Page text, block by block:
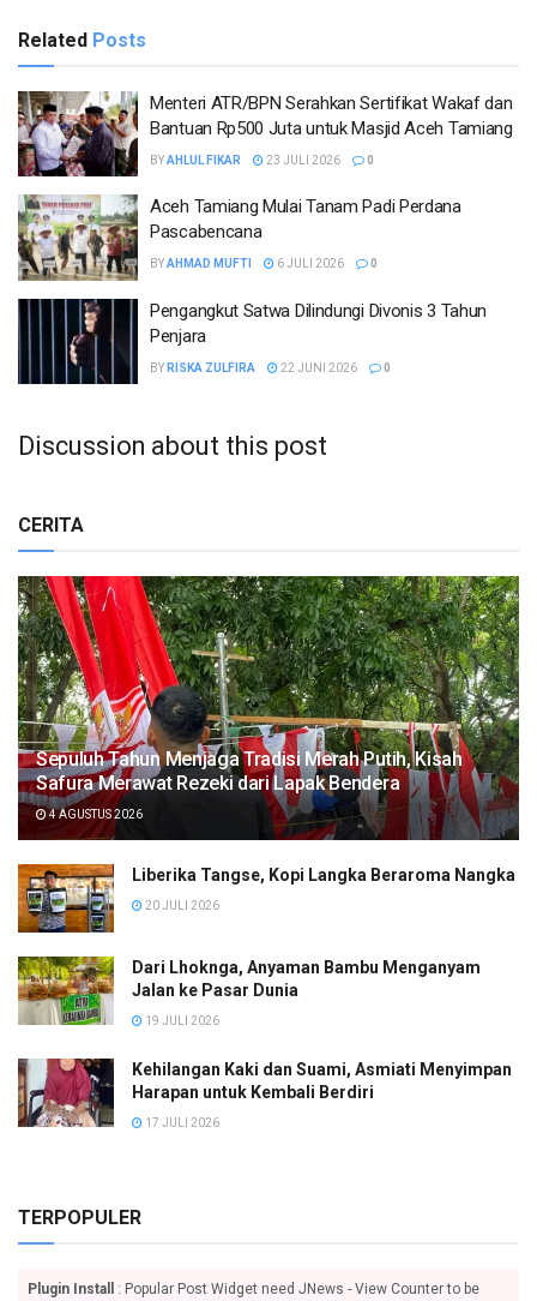
Related Posts
Menteri ATR/BPN Serahkan Sertifikat Wakaf dan
Bantuan Rp500 Juta untuk Masjid Aceh Tamiang
BYAHLUL FIKAR 23 JULI 2026 0
Aceh Tamiang Mulai Tanam Padi Perdana
Pascabencana
BYAHMAD MUFTI 6 JULI 2026 0
Pengangkut Satwa Dilindungi Divonis 3 Tahun
Penjara
BY RISKA ZULFIRA 22 JUNI 2026 0
Discussion about this post
CERITA
Sepuluh Tahun Menjaga Tradisi Merah Putih, Kisah
Safura Merawat Rezeki dari Lapak Bendera
4 AGUSTUS 2026
Liberika Tangse, Kopi Langka Beraroma Nangka
20 JULI 2026
Dari Lhoknga, Anyaman Bambu Menganyam
Jalan ke Pasar Dunia
19 JULI 2026
Kehilangan Kaki dan Suami, Asmiati Menyimpan
Harapan untuk Kembali Berdiri
17 JULI 2026
TERPOPULER
Plugin Install : Popular Post Widget need JNews - View Counter to be